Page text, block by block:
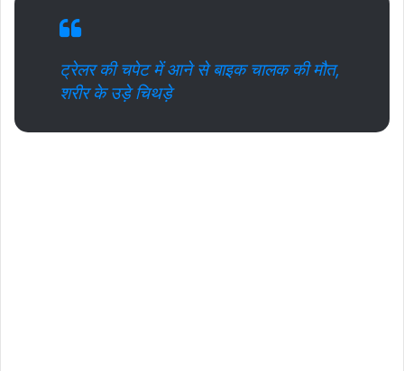
ट्रेलर की चपेट में आने से बाइक चालक की मौत,
शरीर के उड़े चिथड़े